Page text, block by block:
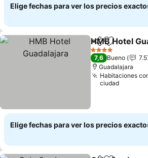
Elige fechas para ver los precios
Compartir
Agregar
HMB Hotel
4 Estrellas
7,6 Bueno
Guadalajara
Habitaciones
ciudad
Elige fechas para ver los precios